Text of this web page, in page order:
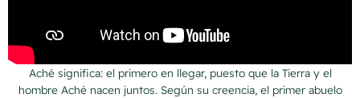
Aché significa: el primero en llegar, puesto que la Tierra y el
hombre Aché nacen juntos. Según su creencia, el primer abuelo